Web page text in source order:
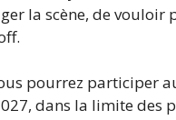
la scène, de vouloir
pourrez participer
dans la limite des